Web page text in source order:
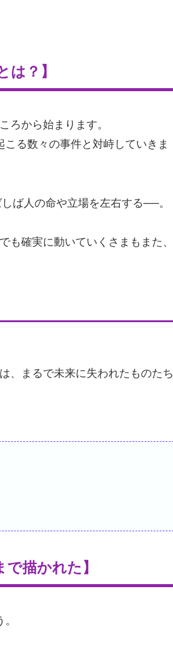
？】
ろから始まります。
こる数々の事件と対峙していきま
ば人の命や立場を左右する──。
確実に動いていくさまもまた、
、まるで未来に失われたものたち
描かれた】